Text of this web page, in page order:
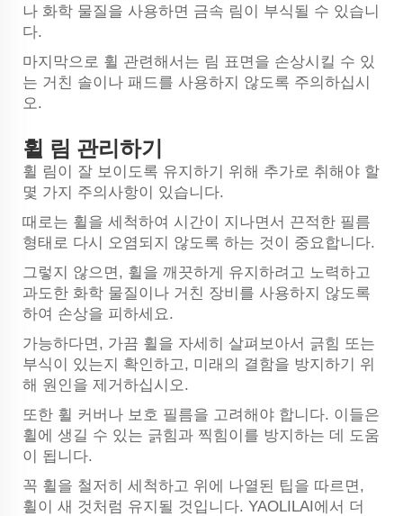
나 화학 물질을 사용하면 금속 림이 부식될 수 있습니
다.
마지막으로 휠 관련해서는 림 표면을 손상시킬 수 있
는 거친 솔이나 패드를 사용하지 않도록 주의하십시
오.
휠 림 관리하기
휠 림이 잘 보이도록 유지하기 위해 추가로 취해야 할
몇 가지 주의사항이 있습니다.
때로는 휠을 세척하여 시간이 지나면서 끈적한 필름
형태로 다시 오염되지 않도록 하는 것이 중요합니다.
그렇지 않으면, 휠을 깨끗하게 유지하려고 노력하고
과도한 화학 물질이나 거친 장비를 사용하지 않도록
하여 손상을 피하세요.
가능하다면, 가끔 휠을 자세히 살펴보아서 긁힘 또는
부식이 있는지 확인하고, 미래의 결함을 방지하기 위
해 원인을 제거하십시오.
또한 휠 커버나 보호 필름을 고려해야 합니다. 이들은
휠에 생길 수 있는 긁힘과 찍힘이를 방지하는 데 도움
이 됩니다.
꼭 휠을 철저히 세척하고 위에 나열된 팁을 따르면,
휠이 새 것처럼 유지될 것입니다. YAOLILAI에서 더